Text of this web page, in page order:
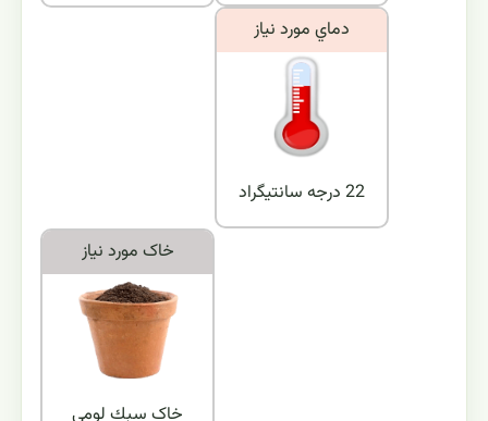
دماي مورد نياز
22 درجه سانتیگراد
خاک مورد نياز
خاک سبك لومي